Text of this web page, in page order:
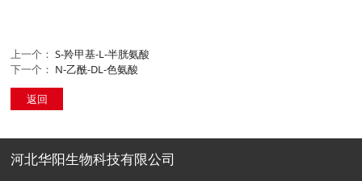
上一个： S-羚甲基-L-半胱氨酸
下一个： N-乙酰-DL-色氨酸
返回
河北华阳生物科技有限公司